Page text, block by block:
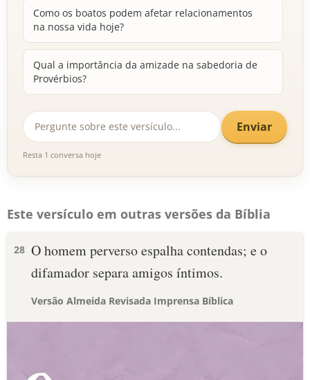
Como os boatos podem afetar relacionamentos
na nossa vida hoje?
Qual a importância da amizade na sabedoria de
Provérbios?
Enviar
Resta 1 conversa hoje
Este versículo em outras versões da Bíblia
28 O homem perverso espalha contendas; e o
difamador separa amigos íntimos.
Versão Almeida Revisada Imprensa Bíblica